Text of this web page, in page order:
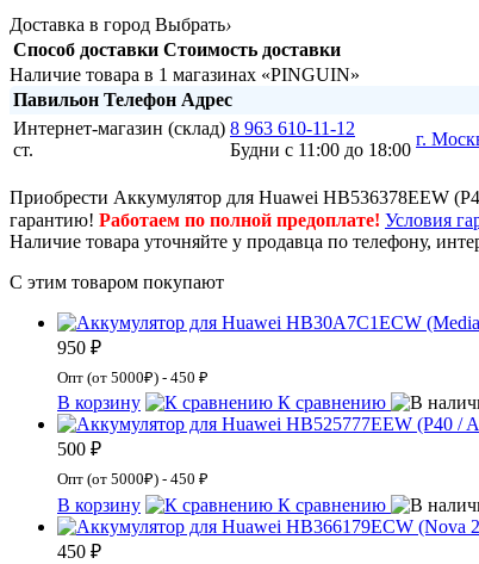
Доставка в город Выбрать›
Способ доставки Стоимость доставки
Наличие товара в 1 магазинах «PINGUIN»
Павильон Телефон Адрес
Интернет-магазин (склад)
ст.
8 963 610-11-12
Будни с 11:00 до 18:00
г.
Приобрести Аккумулятор для Huawei HB536378EEW
гарантию! Работаем по полной предоплате! Условия
Наличие товара уточняйте у продавца по телефону,
С этим товаром покупают
950 ₽
Опт (от 5000₽) - 450 ₽
В корзину К сравнению
500 ₽
Опт (от 5000₽) - 450 ₽
В корзину К сравнению
450 ₽